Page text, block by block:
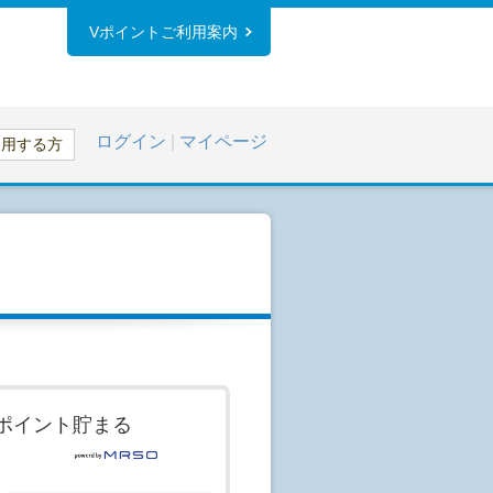
Vポイントご利用案内
する方 ログイン マイページ
イント貯まる